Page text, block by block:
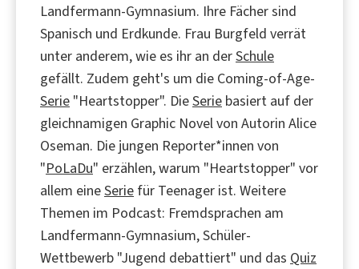
Landfermann-Gymnasium. Ihre Fächer sind
Spanisch und Erdkunde. Frau Burgfeld verrät
unter anderem, wie es ihr an derSchule
gefällt. Zudem geht's um die Coming-of-Age-
Serie "Heartstopper". DieSerie basiert auf der
gleichnamigen Graphic Novel von Autorin Alice
Oseman. Die jungen Reporter*innen von
"PoLaDu" erzählen, warum "Heartstopper" vor
allem eineSerie für Teenager ist. Weitere
Themen im Podcast: Fremdsprachen am
Landfermann-Gymnasium, Schüler-
Wettbewerb "Jugend debattiert" und das Quiz